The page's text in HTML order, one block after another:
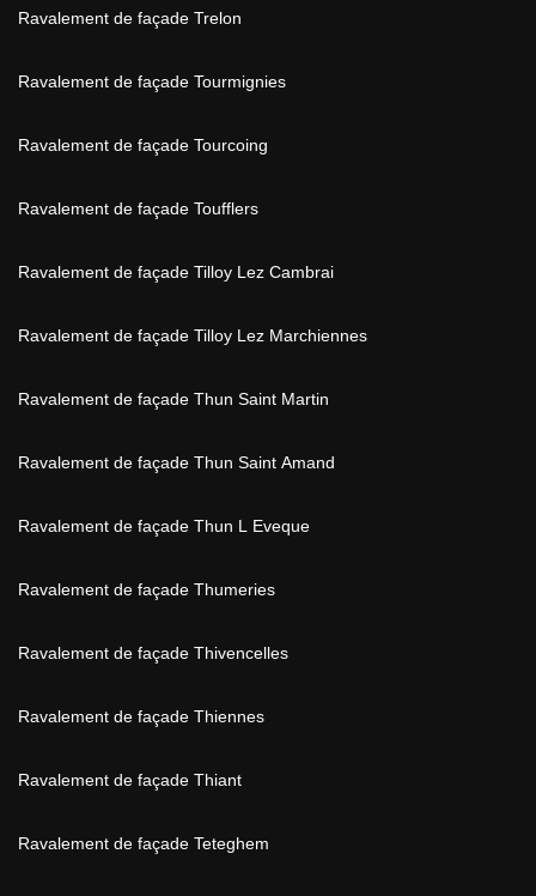
Ravalement de façade Trelon
Ravalement de façade Tourmignies
Ravalement de façade Tourcoing
Ravalement de façade Toufflers
Ravalement de façade Tilloy Lez Cambrai
Ravalement de façade Tilloy Lez Marchiennes
Ravalement de façade Thun Saint Martin
Ravalement de façade Thun Saint Amand
Ravalement de façade Thun L Eveque
Ravalement de façade Thumeries
Ravalement de façade Thivencelles
Ravalement de façade Thiennes
Ravalement de façade Thiant
Ravalement de façade Teteghem